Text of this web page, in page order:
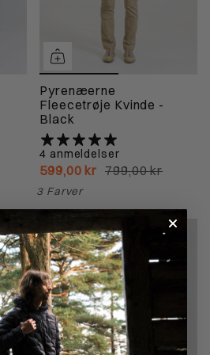
Pyrenæerne
Fleecetrøje Kvinde -
Black
4 anmeldelser
599,00 kr 799,00 kr
3 Farver
BIONIC-finish ECO